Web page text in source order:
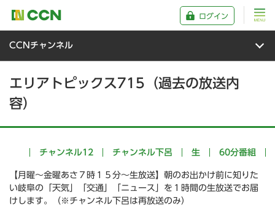
ログイン
CCNチャンネル
エリアトピックス715（過去の放送内
容）
チャンネル12 チャンネル下呂 生 60分番組
【月曜～金曜あさ７時１５分～生放送】朝のお出かけ前に知りた
い岐阜の「天気」「交通」「ニュース」を１時間の生放送でお届
けします。（※チャンネル下呂は再放送のみ）